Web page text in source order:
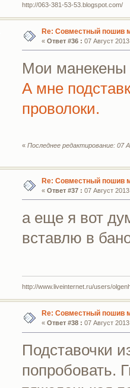
http://063-381-53-53.blogspot.com/
Re: Совместный пошив
« Ответ #36 : 07 Август
Мои манекены
А мне
проволоки.
«Последнее редактирование: 07
Re: Совместный пошив
« Ответ #37 : 07 Август
а еще я вот
вставлю в
http://www.liveinternet.ru/users/
Re: Совместный пошив
« Ответ #38 : 07 Август
Подставочки
попробовать.